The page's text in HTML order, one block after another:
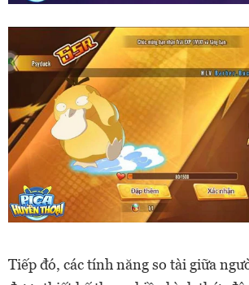
Tiếp đó, các tính năng so tài giữa